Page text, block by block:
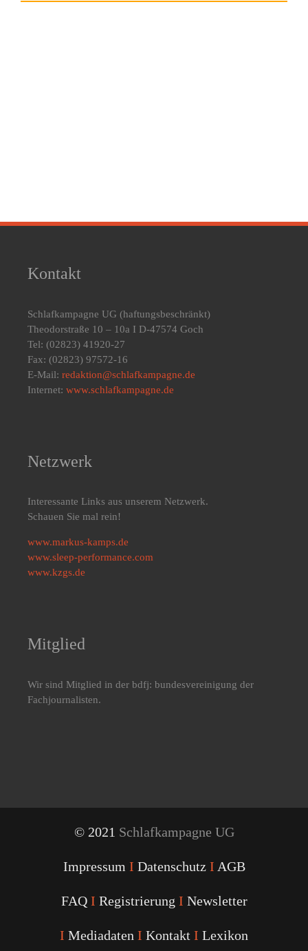
Kontakt
Schlafkampagne UG (haftungsbeschränkt)
Theodorstraße 10 – 10a I D-47574 Goch
Tel: (02823) 41920-27
Fax: (02823) 97572-16
E-Mail: redaktion@schlafkampagne.de
Internet: www.schlafkampagne.de
Netzwerk
Interessante Links aus unserem Netzwerk.
Schauen Sie mal rein!
www.markus-kamps.de
www.sleep-performance.com
www.kzgs.de
Mitglied
Wir sind Mitglied in der bdfj: bundesvereinigung der
Fachjournalisten.
© 2021 Schlafkampagne UG
Impressum I Datenschutz I AGB
FAQ I Registrierung I Newsletter
I Mediadaten I Kontakt I Lexikon